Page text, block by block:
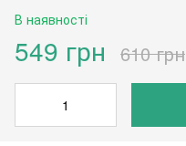
В наявності
549 грн 610 грн